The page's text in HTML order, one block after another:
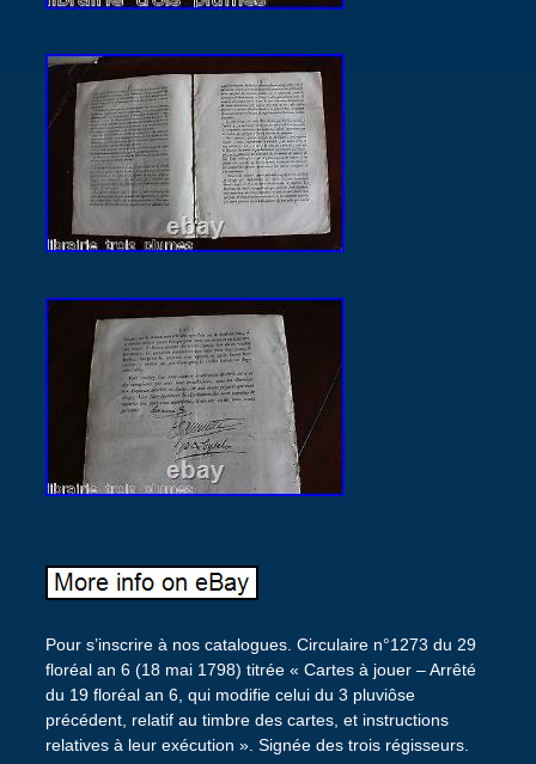
Pour s’inscrire à nos catalogues. Circulaire n°1273 du 29
floréal an 6 (18 mai 1798) titrée « Cartes à jouer – Arrêté
du 19 floréal an 6, qui modifie celui du 3 pluviôse
précédent, relatif au timbre des cartes, et instructions
relatives à leur exécution ». Signée des trois régisseurs.